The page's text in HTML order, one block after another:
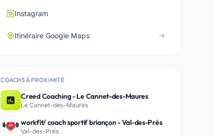
Instagram
Itinéraire Google Maps
COACHS À PROXIMITÉ
Creed Coaching - Le Cannet-des-Maures
Le Cannet-des-Maures
workfit/ coach sportif briançon - Val-des-Prés
Val-des-Prés